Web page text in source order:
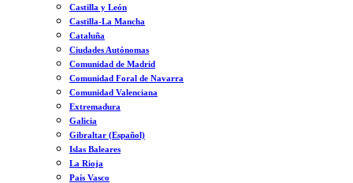
Castilla y León
Castilla-La Mancha
Cataluña
Ciudades Autónomas
Comunidad de Madrid
Comunidad Foral de Navarra
Comunidad Valenciana
Extremadura
Galicia
Gibraltar (Español)
Islas Baleares
La Rioja
País Vasco